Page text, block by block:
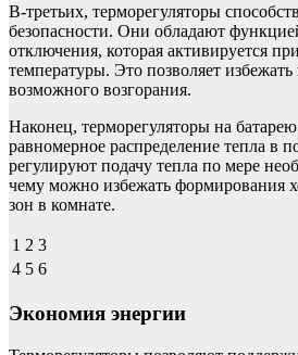
В-третьих, терморегуляторы
безопасности. Они обладают
отключения, которая активируется
температуры. Это позволяет избежать
возможного возгорания.
Наконец, терморегуляторы на
равномерное распределение тепла в
регулируют подачу тепла по мере
чему можно избежать формирования
зон в комнате.
1 2 3
4 5 6
Экономия энергии